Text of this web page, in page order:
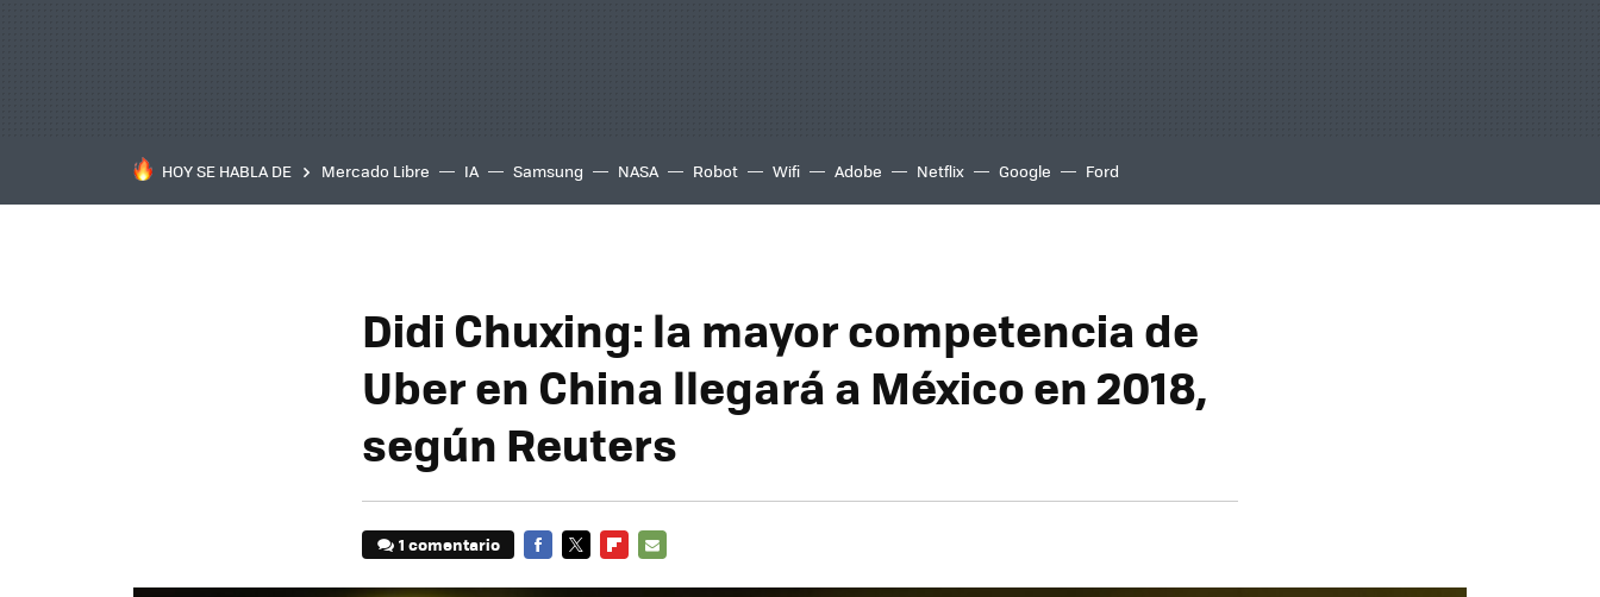
HOY SE HABLA DE Mercado Libre IA Samsung NASA Robot Wifi Adobe Netflix Google Ford
Didi Chuxing: la mayor competencia de
Uber en China llegará a México en 2018,
según Reuters
1 comentario